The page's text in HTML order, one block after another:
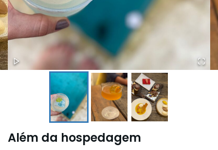
Além da hospedagem